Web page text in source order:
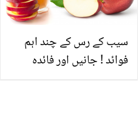
سیب کے رس کے چند اہم
فوائد ! جانیں اور فائدہ